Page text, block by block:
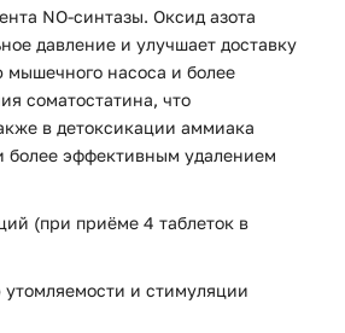
NO-синтазы. Оксид азота
давление и улучшает доставку
насоса и более
соматостатина, что
в детоксикации аммиака
эффективным удалением
(при приёме 4 таблеток в
и стимуляции